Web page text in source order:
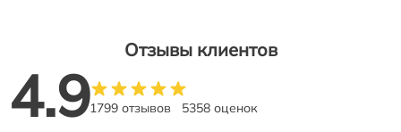
Отзывы клиентов
4.91799 отзывов 5358 оценок